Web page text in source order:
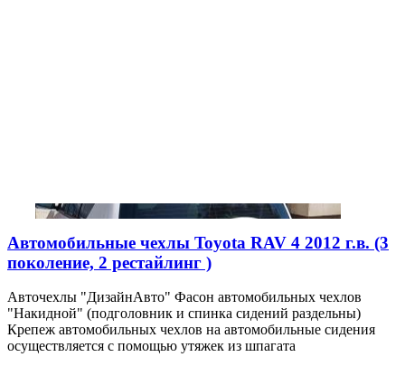
Автомобильные чехлы Toyota RAV 4 2012 г.в. (3
поколение, 2 рестайлинг )
Авточехлы "ДизайнАвто" Фасон автомобильных чехлов
"Накидной" (подголовник и спинка сидений раздельны)
Крепеж автомобильных чехлов на автомобильные сидения
осуществляется с помощью утяжек из шпагата